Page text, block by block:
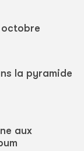
octobre
la pyramide
aux